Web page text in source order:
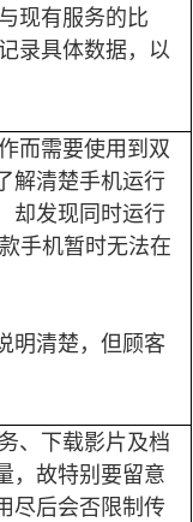
现有服务的比
录具体数据，以
而需要使用到双
解清楚手机运行
却发现同时运行
手机暂时无法在
明清楚，但顾客
、下载影片及档
，故特别要留意
尽后会否限制传